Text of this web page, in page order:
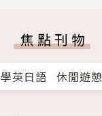
焦點刊物
學英日語 休閒遊憩